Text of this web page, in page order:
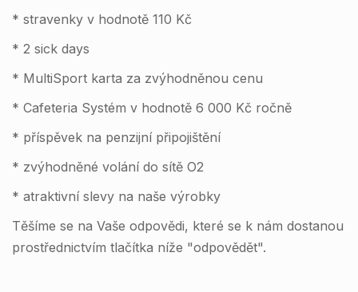
* stravenky v hodnotě 110 Kč
* 2 sick days
* MultiSport karta za zvýhodněnou cenu
* Cafeteria Systém v hodnotě 6 000 Kč ročně
* příspěvek na penzijní připojištění
* zvýhodněné volání do sítě O2
* atraktivní slevy na naše výrobky
Těšíme se na Vaše odpovědi, které se k nám dostanou
prostřednictvím tlačítka níže "odpovědět".